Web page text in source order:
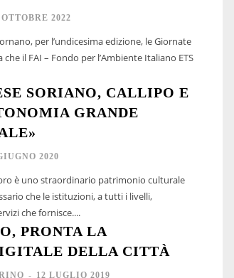
OTTOBRE 2022
per l’undicesima edizione, le Giornate
il FAI – Fondo per l’Ambiente Italiano ETS
SORIANO, CALLIPO E
GRANDE
2020
è uno straordinario patrimonio culturale
che le istituzioni, a tutti i livelli,
che fornisce....
PRONTA LA
DELLA CITTÀ
- 12 LUGLIO 2019